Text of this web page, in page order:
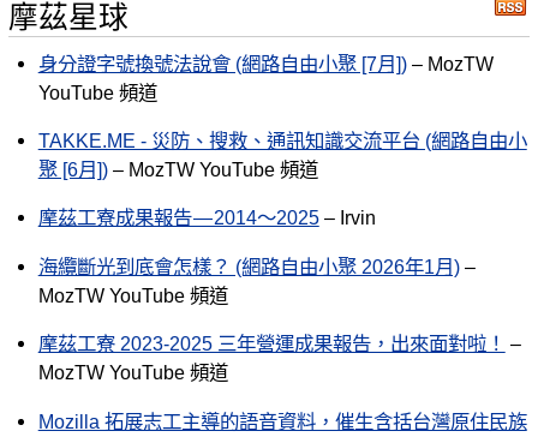
摩茲星球
身分證字號換號法說會 (網路自由小聚 [7月])– MozTW
YouTube 頻道
TAKKE.ME - 災防、搜救、通訊知識交流平台 (網路自由小
聚 [6月])– MozTW YouTube 頻道
摩茲工寮成果報告 — 2014～2025– Irvin
海纜斷光到底會怎樣？ (網路自由小聚 2026年1月)–
MozTW YouTube 頻道
摩茲工寮 2023-2025 三年營運成果報告，出來面對啦！ –
MozTW YouTube 頻道
Mozilla 拓展志工主導的語音資料，催生含括台灣原住民族